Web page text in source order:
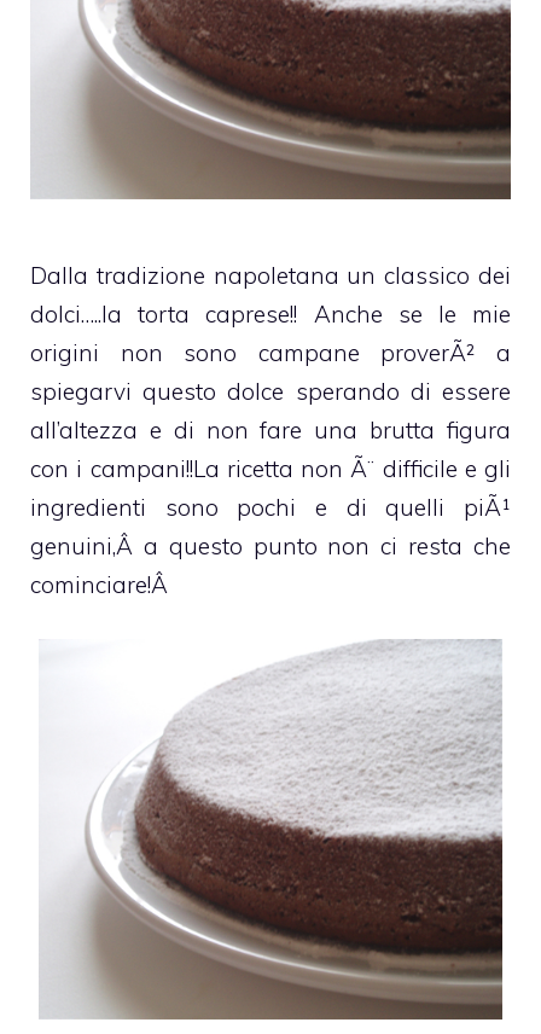
Dalla tradizione napoletana un classico dei
dolci…..la torta caprese!! Anche se le mie
origini non sono campane proverÃ² a
spiegarvi questo dolce sperando di essere
all’altezza e di non fare una brutta figura
con i campani!!La ricetta non Ã¨ difficile e gli
ingredienti sono pochi e di quelli piÃ¹
genuini,Â a questo punto non ci resta che
cominciare!Â